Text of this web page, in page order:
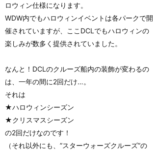
ロウィン仕様になります。
WDW内でもハロウィンイベントは各パークで開
催されていますが、ここDCLでもハロウィンの
楽しみが数多く提供されていました。
なんと！DCLのクルーズ船内の装飾が変わるの
は、一年の間に2回だけ…。
それは
★ハロウィンシーズン
★クリスマスシーズン
の2回だけなのです！
（それ以外にも、”スターウォーズクルーズ”の